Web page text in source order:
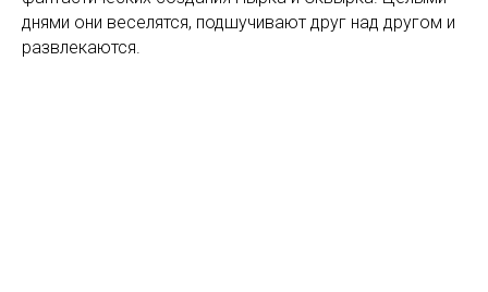
днями они веселятся, подшучивают друг над другом и
развлекаются.